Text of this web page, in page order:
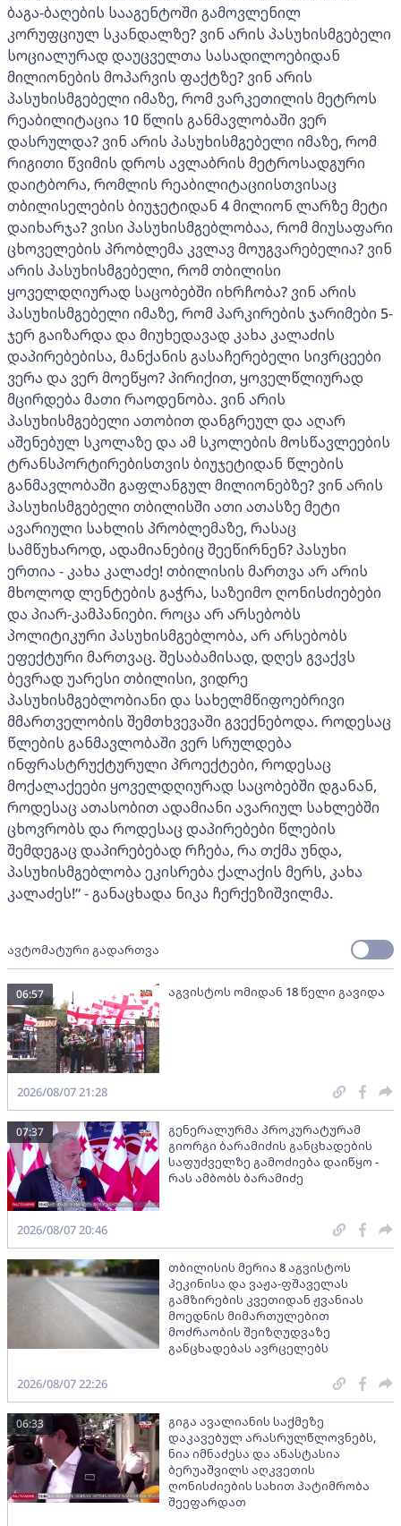
ბაგა-ბაღების სააგენტოში გამოვლენილ
კორუფციულ სკანდალზე? ვინ არის პასუხისმგებელი
სოციალურად დაუცველთა სასადილოებიდან
მილიონების მოპარვის ფაქტზე? ვინ არის
პასუხისმგებელი იმაზე, რომ ვარკეთილის მეტროს
რეაბილიტაცია 10 წლის განმავლობაში ვერ
დასრულდა? ვინ არის პასუხისმგებელი იმაზე, რომ
რიგითი წვიმის დროს ავლაბრის მეტროსადგური
დაიტბორა, რომლის რეაბილიტაციისთვისაც
თბილისელების ბიუჯეტიდან 4 მილიონ ლარზე მეტი
დაიხარჯა? ვისი პასუხისმგებლობაა, რომ მიუსაფარი
ცხოველების პრობლემა კვლავ მოუგვარებელია? ვინ
არის პასუხისმგებელი, რომ თბილისი
ყოველდღიურად საცობებში იხრჩობა? ვინ არის
პასუხისმგებელი იმაზე, რომ პარკირების ჯარიმები 5-
ჯერ გაიზარდა და მიუხედავად კახა კალაძის
დაპირებებისა, მანქანის გასაჩერებელი სივრცეები
ვერა და ვერ მოეწყო? პირიქით, ყოველწლიურად
მცირდება მათი რაოდენობა. ვინ არის
პასუხისმგებელი ათობით დანგრეულ და აღარ
აშენებულ სკოლაზე და ამ სკოლების მოსწავლეების
ტრანსპორტირებისთვის ბიუჯეტიდან წლების
განმავლობაში გაფლანგულ მილიონებზე? ვინ არის
პასუხისმგებელი თბილისში ათი ათასზე მეტი
ავარიული სახლის პრობლემაზე, რასაც
სამწუხაროდ, ადამიანებიც შეეწირნენ? პასუხი
ერთია - კახა კალაძე! თბილისის მართვა არ არის
მხოლოდ ლენტების გაჭრა, საზეიმო ღონისძიებები
და პიარ-კამპანიები. როცა არ არსებობს
პოლიტიკური პასუხისმგებლობა, არ არსებობს
ეფექტური მართვაც. შესაბამისად, დღეს გვაქვს
ბევრად უარესი თბილისი, ვიდრე
პასუხისმგებლობიანი და სახელმწიფოებრივი
მმართველობის შემთხვევაში გვექნებოდა. როდესაც
წლების განმავლობაში ვერ სრულდება
ინფრასტრუქტურული პროექტები, როდესაც
მოქალაქეები ყოველდღიურად საცობებში დგანან,
როდესაც ათასობით ადამიანი ავარიულ სახლებში
ცხოვრობს და როდესაც დაპირებები წლების
შემდეგაც დაპირებებად რჩება, რა თქმა უნდა,
პასუხისმგებლობა ეკისრება ქალაქის მერს, კახა
კალაძეს!“ - განაცხადა ნიკა ჩერქეზიშვილმა.
ავტომატური გადართვა
აგვისტოს ომიდან 18 წელი გავიდა
06:57
2026/08/07 21:28
გენერალურმა პროკურატურამ
გიორგი ბარამიძის განცხადების
საფუძველზე გამოძიება დაიწყო -
რას ამბობს ბარამიძე
07:37
2026/08/07 20:46
თბილისის მერია 8 აგვისტოს
პეკინისა და ვაჟა-ფშაველას
გამზირების კვეთიდან ჟვანიას
მოედნის მიმართულებით
მოძრაობის შეიზღუდვაზე
განცხადებას ავრცელებს
2026/08/07 22:26
გიგა ავალიანის საქმეზე
დაკავებულ არასრულწლოვნებს,
ნია იმნაძესა და ანასტასია
ბერუაშვილს აღკვეთის
ღონისძიების სახით პატიმრობა
შეეფარდათ
06:33